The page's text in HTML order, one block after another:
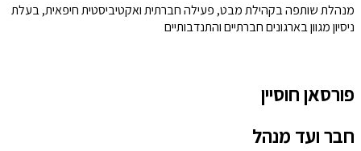
מנהלת שותפה בקהילת מבט, פעילה חברתית ואקטיביסטית חיפאית, בעלת
ניסיון מגוון בארגונים חברתיים והתנדבותיים
פורסאן חוסיין
חבר ועד מנהל